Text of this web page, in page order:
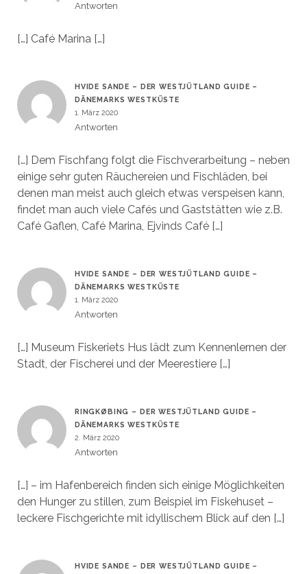
Antworten
[…] Café Marina […]
HVIDE SANDE – DER WESTJÜTLAND GUIDE –
DÄNEMARKS WESTKÜSTE
1. März 2020
Antworten
[…] Dem Fischfang folgt die Fischverarbeitung – neben
einige sehr guten Räuchereien und Fischläden, bei
denen man meist auch gleich etwas verspeisen kann,
findet man auch viele Cafés und Gaststätten wie z.B.
Café Gaflen, Café Marina, Ejvinds Café […]
HVIDE SANDE – DER WESTJÜTLAND GUIDE –
DÄNEMARKS WESTKÜSTE
1. März 2020
Antworten
[…] Museum Fiskeriets Hus lädt zum Kennenlernen der
Stadt, der Fischerei und der Meerestiere […]
RINGKØBING – DER WESTJÜTLAND GUIDE –
DÄNEMARKS WESTKÜSTE
2. März 2020
Antworten
[…] – im Hafenbereich finden sich einige Möglichkeiten
den Hunger zu stillen, zum Beispiel im Fiskehuset –
leckere Fischgerichte mit idyllischem Blick auf den […]
HVIDE SANDE – DER WESTJÜTLAND GUIDE –